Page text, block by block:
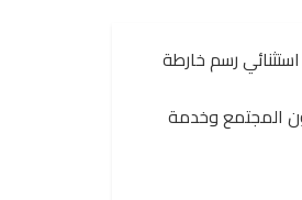
رسم خارطة
المجتمع وخدمة